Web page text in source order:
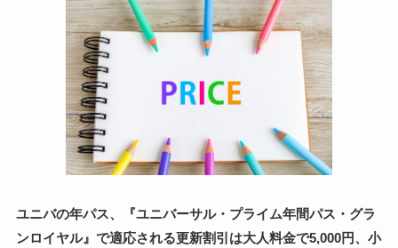
ユニバの年パス、『ユニバーサル・プライム年間パス・グラ
ンロイヤル』で適応される更新割引は大人料金で5,000円、小